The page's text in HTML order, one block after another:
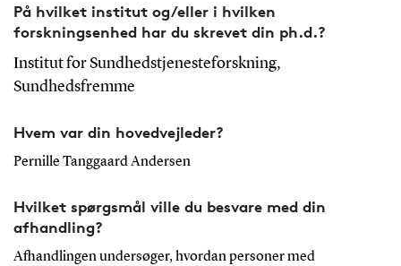
På hvilket institut og/eller i hvilken
forskningsenhed har du skrevet din ph.d.?
Institut for Sundhedstjenesteforskning,
Sundhedsfremme
Hvem var din hovedvejleder?
Pernille Tanggaard Andersen
Hvilket spørgsmål ville du besvare med din
afhandling?
Afhandlingen undersøger, hvordan personer med